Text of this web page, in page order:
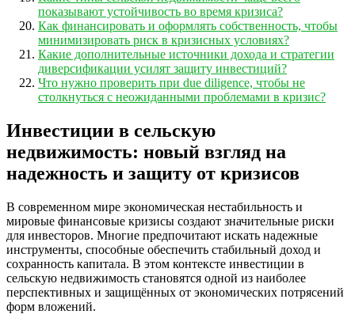
показывают устойчивость во время кризиса?
Как финансировать и оформлять собственность, чтобы
минимизировать риск в кризисных условиях?
Какие дополнительные источники дохода и стратегии
диверсификации усилят защиту инвестиций?
Что нужно проверить при due diligence, чтобы не
столкнуться с неожиданными проблемами в кризис?
Инвестиции в сельскую
недвижимость: новый взгляд на
надежность и защиту от кризисов
В современном мире экономическая нестабильность и
мировые финансовые кризисы создают значительные риски
для инвесторов. Многие предпочитают искать надежные
инструменты, способные обеспечить стабильный доход и
сохранность капитала. В этом контексте инвестиции в
сельскую недвижимость становятся одной из наиболее
перспективных и защищённых от экономических потрясений
форм вложений.